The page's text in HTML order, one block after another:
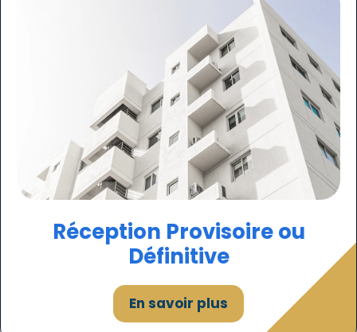
Réception Provisoire ou
Définitive
En savoir plus